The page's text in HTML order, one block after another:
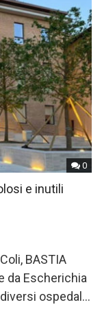
0
e inutili
BASTIA
da Escherichia
ospedali